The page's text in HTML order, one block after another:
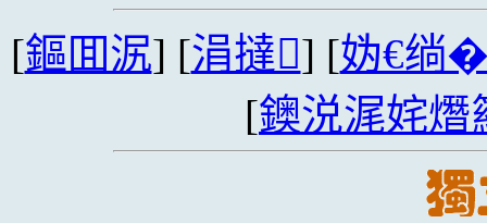
[鏂囬泦] [涓撻] [妫€绱
[鐭涚浘姹熸